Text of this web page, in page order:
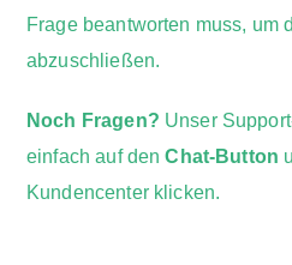
Frage beantworten muss, um
abzuschließen.
Noch Fragen? Unser
einfach auf denChat-Button
Kundencenter klicken.